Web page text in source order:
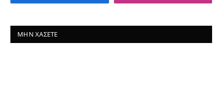
ΜΗΝ ΧΆΣΕΤΕ